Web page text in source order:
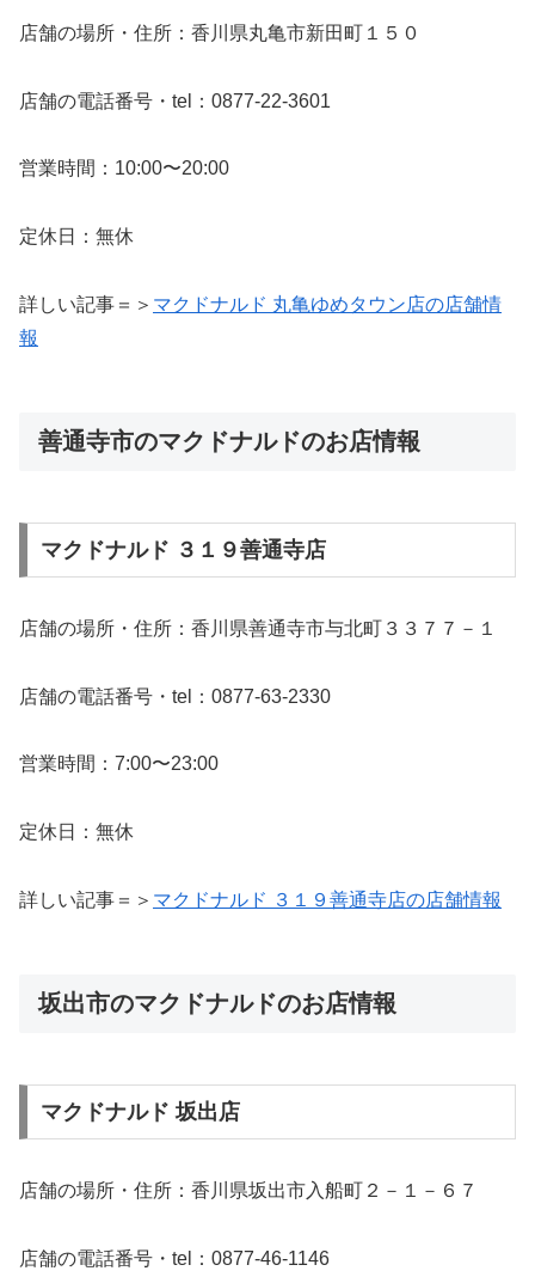
店舗の場所・住所：香川県丸亀市新田町１５０
店舗の電話番号・tel：0877-22-3601
営業時間：10:00〜20:00
定休日：無休
詳しい記事＝＞ マクドナルド 丸亀ゆめタウン店の店舗情
報
善通寺市のマクドナルドのお店情報
マクドナルド ３１９善通寺店
店舗の場所・住所：香川県善通寺市与北町３３７７－１
店舗の電話番号・tel：0877-63-2330
営業時間：7:00〜23:00
定休日：無休
詳しい記事＝＞ マクドナルド ３１９善通寺店の店舗情報
坂出市のマクドナルドのお店情報
マクドナルド 坂出店
店舗の場所・住所：香川県坂出市入船町２－１－６７
店舗の電話番号・tel：0877-46-1146